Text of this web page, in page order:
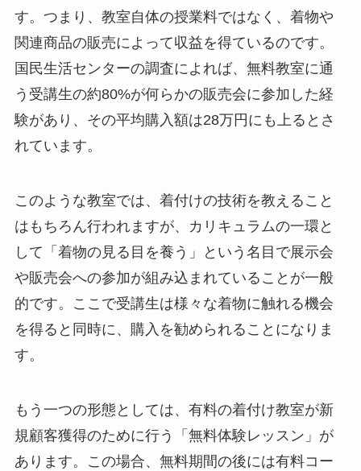
す。つまり、教室自体の授業料ではなく、着物や
関連商品の販売によって収益を得ているのです。
国民生活センターの調査によれば、無料教室に通
う受講生の約80%が何らかの販売会に参加した経
験があり、その平均購入額は28万円にも上るとさ
れています。
このような教室では、着付けの技術を教えること
はもちろん行われますが、カリキュラムの一環と
して「着物の見る目を養う」という名目で展示会
や販売会への参加が組み込まれていることが一般
的です。ここで受講生は様々な着物に触れる機会
を得ると同時に、購入を勧められることになりま
す。
もう一つの形態としては、有料の着付け教室が新
規顧客獲得のために行う「無料体験レッスン」が
あります。この場合、無料期間の後には有料コー